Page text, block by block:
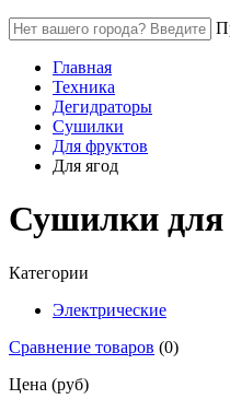
Главная
Техника
Дегидраторы
Сушилки
Для фруктов
Для ягод
Сушилки для
Категории
Электрические
Сравнение товаров (0)
Цена (руб)